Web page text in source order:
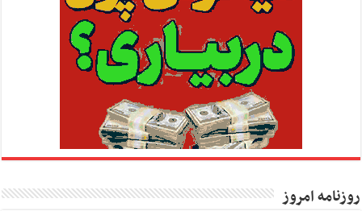
روزنامه امروز